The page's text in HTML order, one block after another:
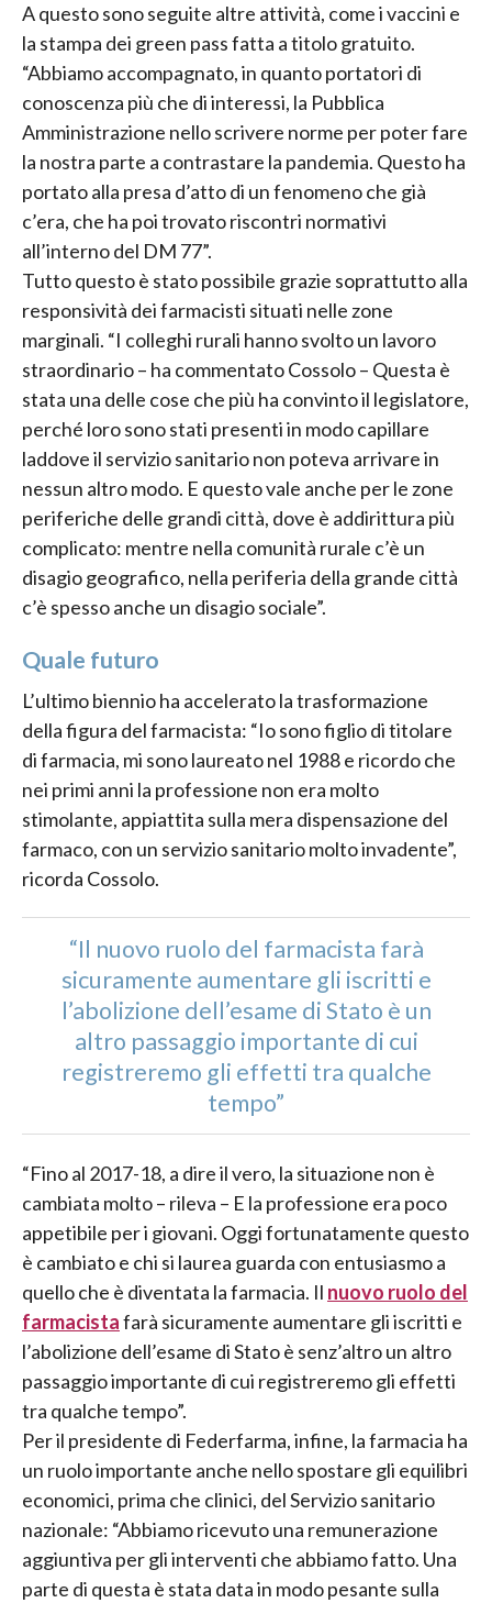
A questo sono seguite altre attività, come i vaccini e
la stampa dei green pass fatta a titolo gratuito.
“Abbiamo accompagnato, in quanto portatori di
conoscenza più che di interessi, la Pubblica
Amministrazione nello scrivere norme per poter fare
la nostra parte a contrastare la pandemia. Questo ha
portato alla presa d’atto di un fenomeno che già
c’era, che ha poi trovato riscontri normativi
all’interno del DM 77”.
Tutto questo è stato possibile grazie soprattutto alla
responsività dei farmacisti situati nelle zone
marginali. “I colleghi rurali hanno svolto un lavoro
straordinario – ha commentato Cossolo – Questa è
stata una delle cose che più ha convinto il legislatore,
perché loro sono stati presenti in modo capillare
laddove il servizio sanitario non poteva arrivare in
nessun altro modo. E questo vale anche per le zone
periferiche delle grandi città, dove è addirittura più
complicato: mentre nella comunità rurale c’è un
disagio geografico, nella periferia della grande città
c’è spesso anche un disagio sociale”.
Quale futuro
L’ultimo biennio ha accelerato la trasformazione
della figura del farmacista: “Io sono figlio di titolare
di farmacia, mi sono laureato nel 1988 e ricordo che
nei primi anni la professione non era molto
stimolante, appiattita sulla mera dispensazione del
farmaco, con un servizio sanitario molto invadente”,
ricorda Cossolo.
“Il nuovo ruolo del farmacista farà
sicuramente aumentare gli iscritti e
l’abolizione dell’esame di Stato è un
altro passaggio importante di cui
registreremo gli effetti tra qualche
tempo”
“Fino al 2017-18, a dire il vero, la situazione non è
cambiata molto – rileva – E la professione era poco
appetibile per i giovani. Oggi fortunatamente questo
è cambiato e chi si laurea guarda con entusiasmo a
quello che è diventata la farmacia. Il nuovo ruolo del
farmacistafarà sicuramente aumentare gli iscritti e
l’abolizione dell’esame di Stato è senz’altro un altro
passaggio importante di cui registreremo gli effetti
tra qualche tempo”.
Per il presidente di Federfarma, infine, la farmacia ha
un ruolo importante anche nello spostare gli equilibri
economici, prima che clinici, del Servizio sanitario
nazionale: “Abbiamo ricevuto una remunerazione
aggiuntiva per gli interventi che abbiamo fatto. Una
parte di questa è stata data in modo pesante sulla